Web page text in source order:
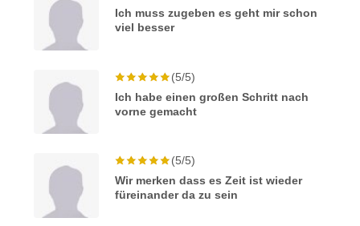
Ich muss zugeben es geht mir schon
viel besser
(5/5)
Ich habe einen großen Schritt nach
vorne gemacht
(5/5)
Wir merken dass es Zeit ist wieder
füreinander da zu sein